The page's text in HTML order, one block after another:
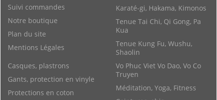
Suivi commandes
Notre boutique
Plan du site
Mentions Légales
Karaté-gi, Hakama, Kimonos
Tenue Tai Chi, Qi Gong, Pa
Kua
Tenue Kung Fu, Wushu,
Shaolin
Vo Phuc Viet Vo Dao, Vo Co
Truyen
Méditation, Yoga, Fitness
Casques, plastrons
Gants, protection en vinyle
Protections en coton